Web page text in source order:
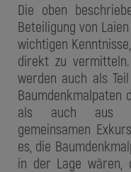
Die oben
Beteiligung von
wichtigen
direkt zu
werden auch als
Baumdenkmalpaten
als auch aus
gemeinsamen
es, die
in der Lage wären,